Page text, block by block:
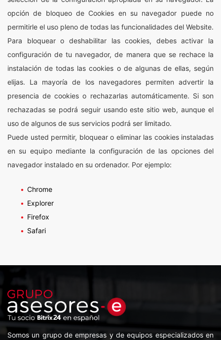
opción de bloqueo de Cookies en su navegador puede no
permitirle el uso pleno de todas las funcionalidades del Website.
Para bloquear o deshabilitar las cookies, debes activar la
configuración de tu navegador, de manera que se rechace la
instalación de todas las cookies o de algunas de ellas, según
elijas. La mayoría de los navegadores permiten advertir la
presencia de cookies o rechazarlas automáticamente. Si son
rechazadas se podrá seguir usando este sitio web, aunque el
uso de algunos de sus servicios podrá ser limitado.
Puede usted permitir, bloquear o eliminar las cookies instaladas
en su equipo mediante la configuración de las opciones del
navegador instalado en su ordenador. Por ejemplo:
Chrome
Explorer
Firefox
Safari
Somos un grupo de empresas y de equipos especializados en